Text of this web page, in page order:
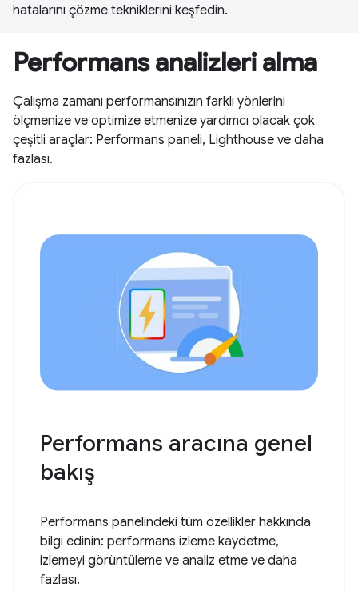
hatalarını çözme tekniklerini keşfedin.
Performans analizleri alma
Çalışma zamanı performansınızın farklı yönlerini
ölçmenize ve optimize etmenize yardımcı olacak çok
çeşitli araçlar: Performans paneli, Lighthouse ve daha
fazlası.
Performans aracına genel
bakış
Performans panelindeki tüm özellikler hakkında
bilgi edinin: performans izleme kaydetme,
izlemeyi görüntüleme ve analiz etme ve daha
fazlası.